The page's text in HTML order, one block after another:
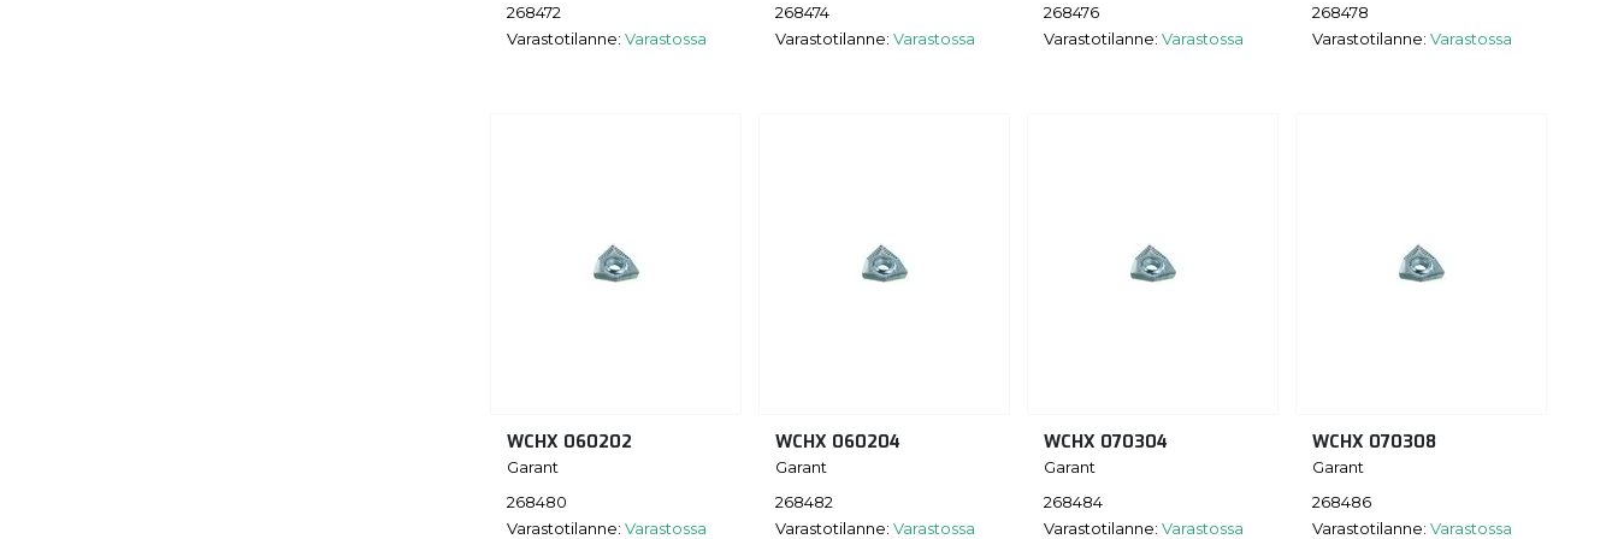
268472
Varastotilanne: Varastossa
268474
Varastotilanne: Varastossa
268476
Varastotilanne: Varastossa
268478
Varastotilanne: Varastossa
WCHX 060202
Garant
268480
Varastotilanne: Varastossa
WCHX 060204
Garant
268482
Varastotilanne: Varastossa
WCHX 070304
Garant
268484
Varastotilanne: Varastossa
WCHX 070308
Garant
268486
Varastotilanne: Varastossa